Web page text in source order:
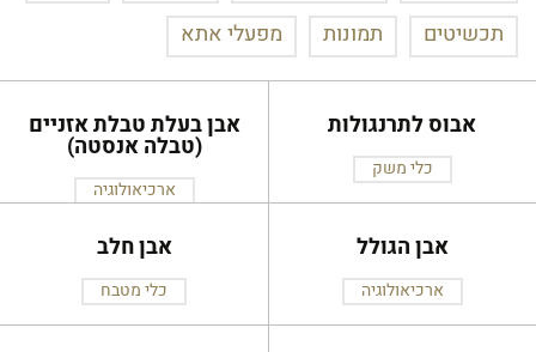
תכשיטים
תמונות מפעלי אתא
אבוס לתרנגולות
כלי משק
אבן בעלת טבלת אזניים
(טבלה אנסטה)
ארכיאולוגיה
אבן הגולל
ארכיאולוגיה
אבן חלב
כלי מטבח